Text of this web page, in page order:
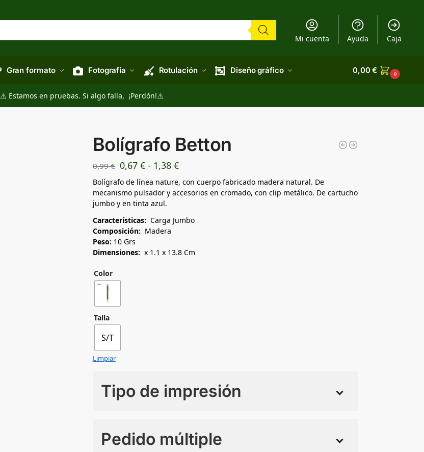
Mi cuenta Ayuda Caja
Gran formato Fotografía Rotulación Diseño gráfico 0,00€ 0
⚠️ Estamos en pruebas. Si algo falla, ¡Perdón!⚠️
Bolígrafo Betton
0,99€ 0,67 € - 1,38 €
Bolígrafo de línea nature, con cuerpo fabricado madera natural. De
mecanismo pulsador y accesorios en cromado, con clip metálico. De cartucho
jumbo y en tinta azul.
Características: Carga Jumbo
Composición: Madera
Peso: 10 Grs
Dimensiones: x 1.1 x 13.8 Cm
Color
Talla
S/T
Limpiar
Tipo de impresión
Pedido múltiple